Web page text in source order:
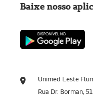
Unimed Leste
Rua Dr. Borman,
Baixe nosso